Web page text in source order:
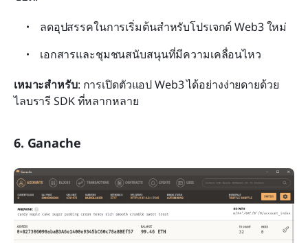
ลดอุปสรรคในการเริ่มต้นสำหรับโปรเจกต์ Web3 ใหม่
เอกสารและชุมชนสนับสนุนที่มีความเคลื่อนไหว
เหมาะสำหรับ: การเปิดตัวแอป Web3 ได้อย่างง่ายดายด้วย
ไลบรารี SDK ที่หลากหลาย
6. Ganache